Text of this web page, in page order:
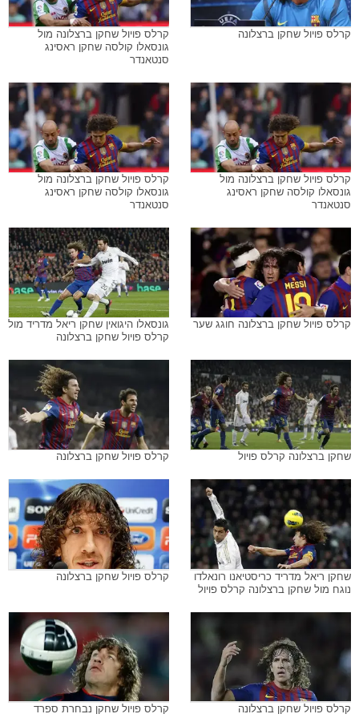
קרלס פויול שחקן ברצלונה
קרלס פויול שחקן ברצלונה מול
גונסאלו קולסה שחקן ראסינג
סנטאנדר
קרלס פויול שחקן ברצלונה מול
גונסאלו קולסה שחקן ראסינג
סנטאנדר
קרלס פויול שחקן ברצלונה מול
גונסאלו קולסה שחקן ראסינג
סנטאנדר
קרלס פויול שחקן ברצלונה חוגג שער
גונסאלו היגואין שחקן ריאל מדריד מול
קרלס פויול שחקן ברצלונה
שחקן ברצלונה קרלס פויול קרלס פויול שחקן ברצלונה
שחקן ריאל מדריד כריסטיאנו רונאלדו
נוגח מול שחקן ברצלונה קרלס פויול
קרלס פויול שחקן ברצלונה
קרלס פויול שחקן ברצלונה קרלס פויול שחקן נבחרת ספרד